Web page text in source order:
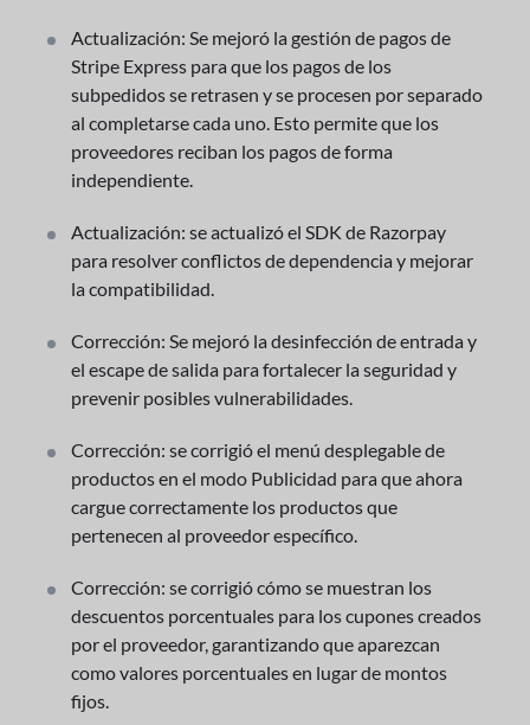
Actualización: Se mejoró la gestión de pagos de
Stripe Express para que los pagos de los
subpedidos se retrasen y se procesen por separado
al completarse cada uno. Esto permite que los
proveedores reciban los pagos de forma
independiente.
Actualización: se actualizó el SDK de Razorpay
para resolver conflictos de dependencia y mejorar
la compatibilidad.
Corrección: Se mejoró la desinfección de entrada y
el escape de salida para fortalecer la seguridad y
prevenir posibles vulnerabilidades.
Corrección: se corrigió el menú desplegable de
productos en el modo Publicidad para que ahora
cargue correctamente los productos que
pertenecen al proveedor específico.
Corrección: se corrigió cómo se muestran los
descuentos porcentuales para los cupones creados
por el proveedor, garantizando que aparezcan
como valores porcentuales en lugar de montos
fijos.